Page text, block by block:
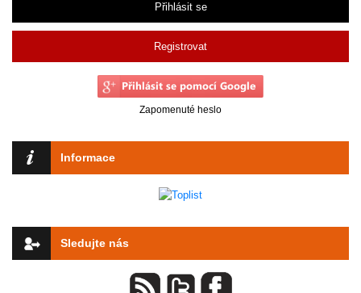
Přihlásit se
Registrovat
Zapomenuté heslo
Informace
Sledujte nás